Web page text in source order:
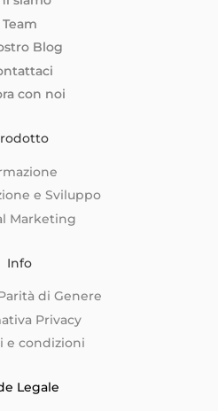
Team
Blog
con noi
e Sviluppo
Marketing
Info
di Genere
Privacy
e condizioni
Legale